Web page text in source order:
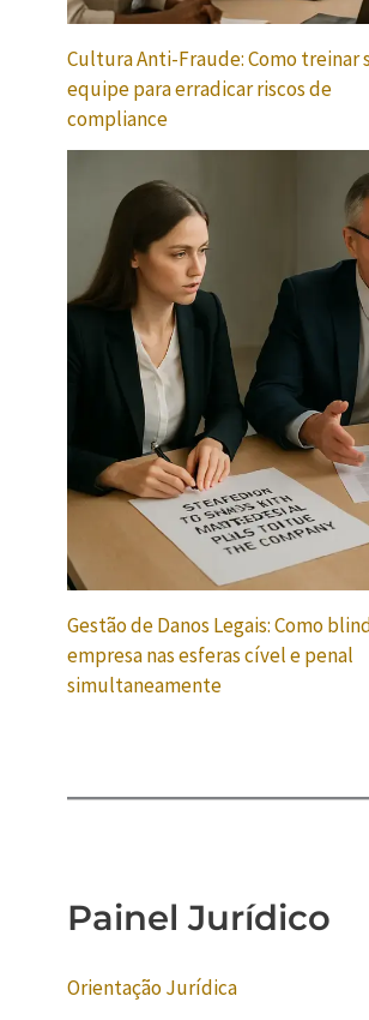
Cultura Anti-Fraude: Como treinar
equipe para erradicar riscos de
compliance
Gestão de Danos Legais: Como
empresa nas esferas cível e penal
simultaneamente
Painel Jurídico
Orientação Jurídica